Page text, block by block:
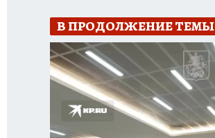
В ПРОДОЛЖЕНИЕ ТЕМЫ